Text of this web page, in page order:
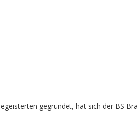
gegründet, hat sich der BS